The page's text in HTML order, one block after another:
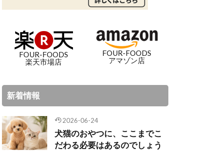
FOUR-FOODS
楽天市場店
FOUR-FOODS
アマゾン店
新着情報
2026-06-24
犬猫のおやつに、ここまでこ
だわる必要はあるのでしょう